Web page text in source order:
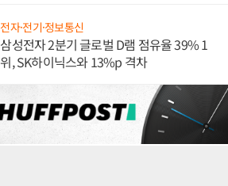
전자·전기·정보통신
삼성전자 2분기 글로벌 D램 점유율 39% 1
위, SK하이닉스와 13%p 격차